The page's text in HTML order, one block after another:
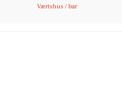
Værtshus / bar